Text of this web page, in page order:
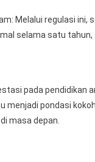
Melalui regulasi ini,
selama satu
pada pendidikan
menjadi pondasi
masa depan.